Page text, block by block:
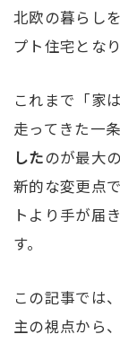
北欧の暮らし
プト住宅となり
これまで「家
走ってきた一
したのが最大
新的な変更点
トより手が届
す。
この記事では
主の視点から